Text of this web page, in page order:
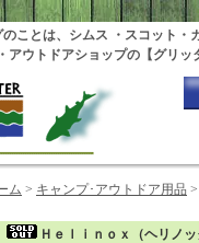
ことは、シムス ・スコット・
アウトドアショップの【グリッ
ム > キャンプ･アウトドア用品
Ｈｅｌｉｎｏｘ（ヘリノ